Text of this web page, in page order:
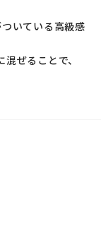
いている高級感
ぜることで、